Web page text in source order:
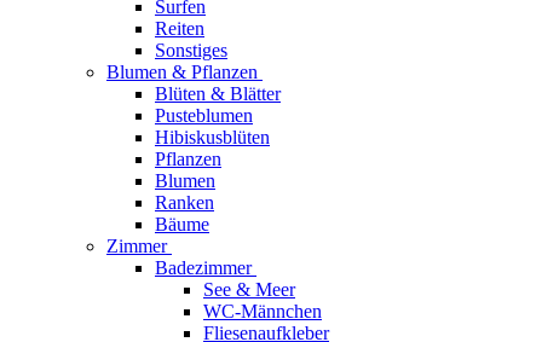
Surfen
Reiten
Sonstiges
Blumen & Pflanzen
Blüten & Blätter
Pusteblumen
Hibiskusblüten
Pflanzen
Blumen
Ranken
Bäume
Zimmer
Badezimmer
See & Meer
WC-Männchen
Fliesenaufkleber